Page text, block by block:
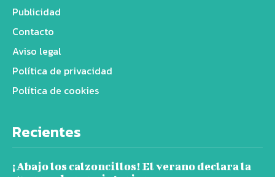
Publicidad
Contacto
Aviso legal
Política de privacidad
Política de cookies
Recientes
¡Abajo los calzoncillos! El verano declara la